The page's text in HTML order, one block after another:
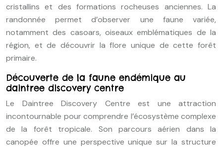
cristallins et des formations rocheuses anciennes. La
randonnée permet d’observer une faune variée,
notamment des casoars, oiseaux emblématiques de la
région, et de découvrir la flore unique de cette forêt
primaire.
Découverte de la faune endémique au
daintree discovery centre
Le Daintree Discovery Centre est une attraction
incontournable pour comprendre l’écosystème complexe
de la forêt tropicale. Son parcours aérien dans la
canopée offre une perspective unique sur la structure